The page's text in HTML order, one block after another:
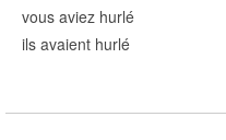
vous aviez hurlé
ils avaient hurlé